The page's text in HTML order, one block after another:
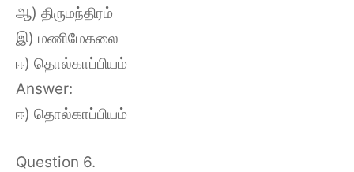
ஆ) திருமந்திரம்
இ) மணிமேகலை
ஈ) தொல்காப்பியம்
Answer:
ஈ) தொல்காப்பியம்
Question 6.